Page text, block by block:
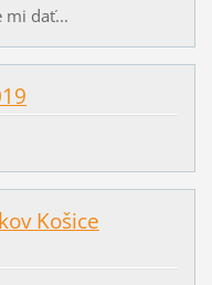
mi dať...
Košice